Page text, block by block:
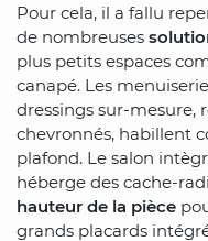
Pour cela, il a fallu
de nombreuses
plus petits espaces
canapé. Les
dressings sur-mesure,
chevronnés, habillent
plafond. Le salon
héberge des cache-
hauteur de la pièce
grands placards